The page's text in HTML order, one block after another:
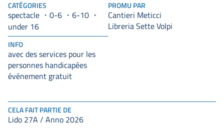
CELA FAIT PARTIE DE
Lido 27A / Anno 2026
CATÉGORIES
spectacle 0-6
6-10
under 16
PROMU PAR
Cantieri Meticci
Libreria Sette Volpi
INFO
avec des services pour les
personnes handicapées
événement gratuit